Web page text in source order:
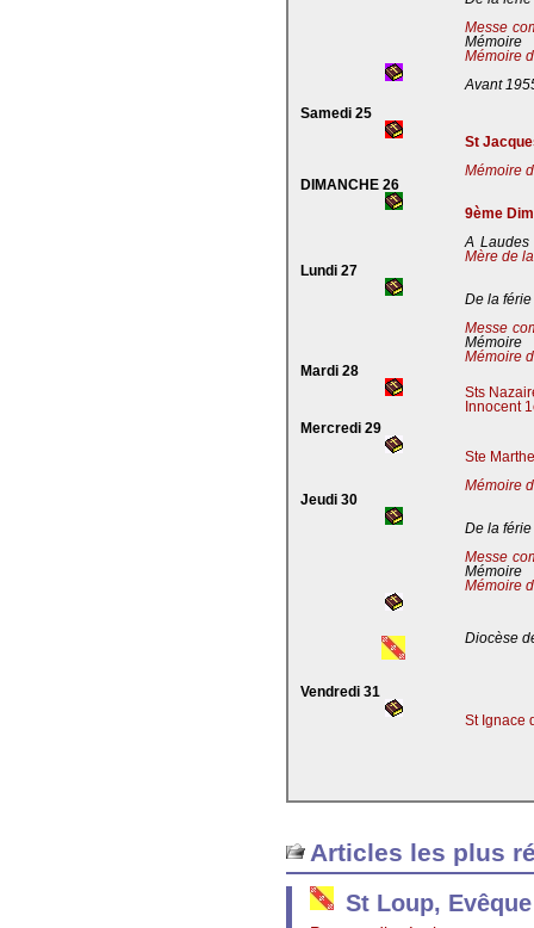
Messe
Mémoire
Mémoire
Avant
Samedi 25
St
Mémoire
DIMANCHE 26
9ème
A
Mère de
Lundi 27
De la férie
Messe
Mémoire
Mémoire
Mardi 28
Sts
Innocent
Mercredi 29
Ste
Mémoire
Jeudi 30
De la férie
Messe
Mémoire
Mémoire
Diocèse
Vendredi 31
St Ignace
Articles les plus
St Loup,